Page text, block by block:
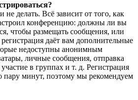
не делать. Всё зависит от того, как
конференцию: должны ли вы
чтобы размещать сообщения, или
даёт вам дополнительные
недоступны анонимным
личные сообщения, отправка
в группах и т. д. Регистрация
пару минут, поэтому мы рекомендуем